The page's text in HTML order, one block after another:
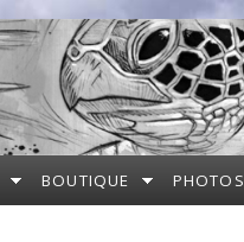
BOUTIQUE PHOTOS